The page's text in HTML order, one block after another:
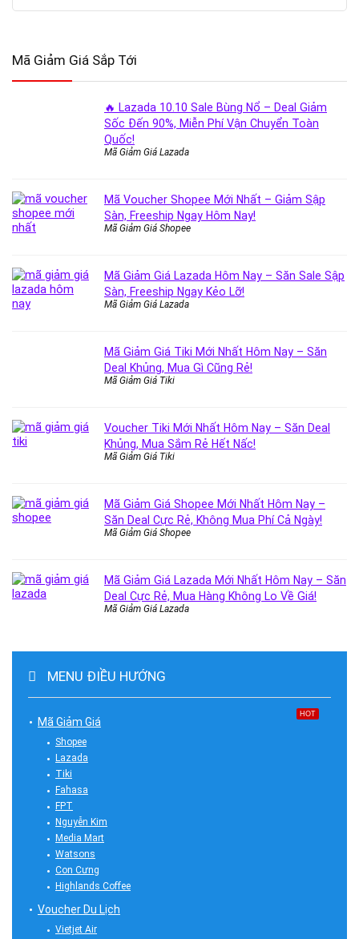
Mã Giảm Giá Sắp Tới
🔥 Lazada 10.10 Sale Bùng Nổ – Deal Giảm
Sốc Đến 90%, Miễn Phí Vận Chuyển Toàn
Quốc!
Mã Giảm Giá Lazada
Mã Voucher Shopee Mới Nhất – Giảm Sập
Sàn, Freeship Ngay Hôm Nay!
Mã Giảm Giá Shopee
Mã Giảm Giá Lazada Hôm Nay – Săn Sale Sập
Sàn, Freeship Ngay Kẻo Lỡ!
Mã Giảm Giá Lazada
Mã Giảm Giá Tiki Mới Nhất Hôm Nay – Săn
Deal Khủng, Mua Gì Cũng Rẻ!
Mã Giảm Giá Tiki
Voucher Tiki Mới Nhất Hôm Nay – Săn Deal
Khủng, Mua Sắm Rẻ Hết Nấc!
Mã Giảm Giá Tiki
Mã Giảm Giá Shopee Mới Nhất Hôm Nay –
Săn Deal Cực Rẻ, Không Mua Phí Cả Ngày!
Mã Giảm Giá Shopee
Mã Giảm Giá Lazada Mới Nhất Hôm Nay – Săn
Deal Cực Rẻ, Mua Hàng Không Lo Về Giá!
Mã Giảm Giá Lazada
MENU ĐIỀU HƯỚNG
Mã Giảm Giá
HOT
Shopee
Lazada
Tiki
Fahasa
FPT
Nguyễn Kim
Media Mart
Watsons
Con Cưng
Highlands Coffee
Voucher Du Lịch
Vietjet Air